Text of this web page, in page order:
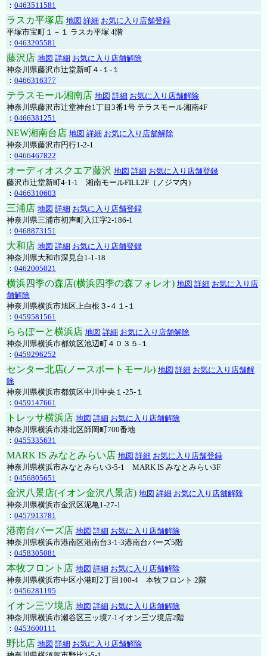
： 0463511581
ラスカ平塚店 地図 詳細 お気に入り店舗登録
平塚市宝町１－１ ラスカ平塚 4階
： 0463205581
藤沢店 地図 詳細 お気に入り店舗解除
神奈川県藤沢市辻堂新町４-１-１
： 0466316377
テラスモール湘南店 地図 詳細 お気に入り店舗解除
神奈川県藤沢市辻堂神台1丁目3番1号 テラスモール湘南4F
： 0466381251
NEW湘南台店 地図 詳細 お気に入り店舗解除
神奈川県藤沢市円行1-2-1
： 0466467822
オーディオスクエア藤沢 地図 詳細 お気に入り店舗登録
藤沢市辻堂新町4-1-1 湘南モールFILL2F（ノジマ内）
： 0466310603
三浦店 地図 詳細 お気に入り店舗登録
神奈川県三浦市初声町入江字2-186-1
： 0468873151
大和店 地図 詳細 お気に入り店舗登録
神奈川県大和市深見台1-1-18
： 0462005021
横浜四季の森店(横浜四季の森フォレオ) 地図 詳細 お気に入り店
舗解除
神奈川県横浜市旭区上白根３-４１-１
： 0459581561
ららぽーと横浜店 地図 詳細 お気に入り店舗解除
神奈川県横浜市都筑区池辺町４０３５-１
： 0459296252
センター北店(ノースポートモール) 地図 詳細 お気に入り店舗解
除
神奈川県横浜市都筑区中川中央１-25-１
： 0459147661
トレッサ横浜店 地図 詳細 お気に入り店舗解除
神奈川県横浜市港北区師岡町700番地
： 0455335631
MARK IS みなとみらい店 地図 詳細 お気に入り店舗登録
神奈川県横浜市みなとみらい3-5-1 MARK IS みなとみらい3F
： 0456805651
金沢八景店(イオン金沢八景店) 地図 詳細 お気に入り店舗解除
神奈川県横浜市金沢区泥亀1-27-1
： 0457913781
港南台バーズ店 地図 詳細 お気に入り店舗解除
神奈川県横浜市港南区港南台3-1-3港南台バーズ5階
： 0458305081
本牧フロント店 地図 詳細 お気に入り店舗解除
神奈川県横浜市中区小港町2丁目100-4 本牧フロント 2階
： 0456281195
イオン三ツ境店 地図 詳細 お気に入り店舗解除
神奈川県横浜市瀬谷区三ッ境7-1イオン三ツ境店2階
： 0453600111
野比店 地図 詳細 お気に入り店舗解除